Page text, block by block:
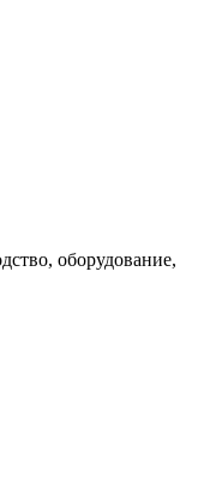
оборудование,